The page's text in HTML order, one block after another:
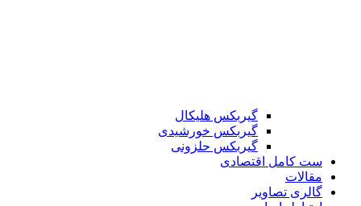
گیربکس هلیکال
گیربکس خورشیدی
گیربکس حلزونی
ست کامل اقتصادی
مقالات
گالری تصاویر